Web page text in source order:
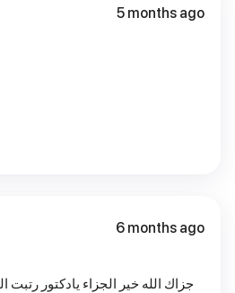
5 months ago
6 months ago
جزاك الله خير الجزاء يادكتور